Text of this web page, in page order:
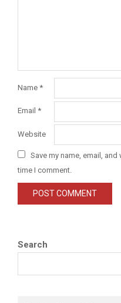
Name *
Email *
Website
Save my name, email,
time I comment.
Search